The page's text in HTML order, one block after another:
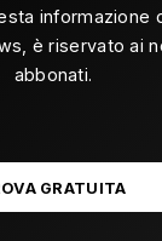
informazione
è riservato ai
abbonati.
GRATUITA